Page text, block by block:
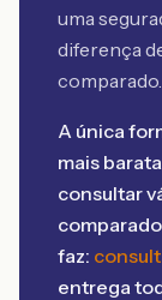
uma
diferença
comparado.
A única
mais
consultar
faz:
entrega